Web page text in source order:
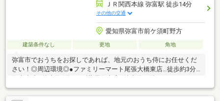
ＪＲ関西本線 弥富駅 徒歩14分
その他の交通
愛知県弥富市前ケ須町野方
建築条件なし 更地 角地
弥富市でおうちをお探しであれば、地元のおうち侍にお任せくだ
さい！◎周辺環境◎●ファミリーマート尾張大橋東店…徒歩約3分●
ィー店…徒歩約15分●弥富市立桜小学校…徒歩約11分●弥富市立弥
富中学校…徒歩約35分